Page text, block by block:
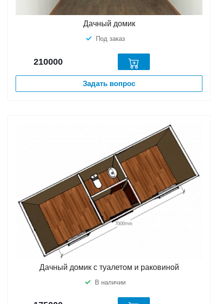
Дачный домик
Под заказ
210000
Задать вопрос
Дачный домик с туалетом и раковиной
В наличии